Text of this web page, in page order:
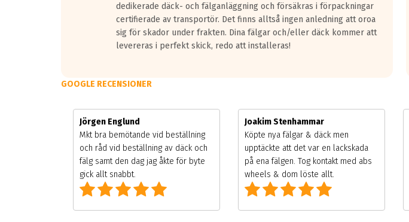
dedikerade däck- och fälganläggning och försäkras i förpackningar
certifierade av transportör. Det finns alltså ingen anledning att oroa
sig för skador under frakten. Dina fälgar och/eller däck kommer att
levereras i perfekt skick, redo att installeras!
GOOGLE RECENSIONER
Jörgen Englund
Mkt bra bemötande vid beställning
och råd vid beställning av däck och
fälg samt den dag jag åkte för byte
gick allt snabbt.
Joakim Stenhammar
Köpte nya fälgar & däck men
upptäckte att det var en lackskada
på ena fälgen. Tog kontakt med abs
wheels & dom löste allt.